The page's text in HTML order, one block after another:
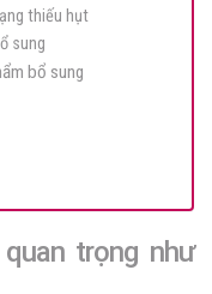
thiếu hụt
sung
bổ sung
trọng như